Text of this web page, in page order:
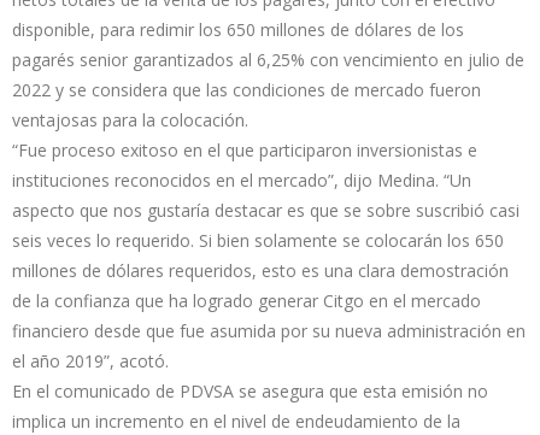
disponible, para redimir los 650 millones de dólares de los
pagarés senior garantizados al 6,25% con vencimiento en julio de
2022 y se considera que las condiciones de mercado fueron
ventajosas para la colocación.
“Fue proceso exitoso en el que participaron inversionistas e
instituciones reconocidos en el mercado”, dijo Medina. “Un
aspecto que nos gustaría destacar es que se sobre suscribió casi
seis veces lo requerido. Si bien solamente se colocarán los 650
millones de dólares requeridos, esto es una clara demostración
de la confianza que ha logrado generar Citgo en el mercado
financiero desde que fue asumida por su nueva administración en
el año 2019”, acotó.
En el comunicado de PDVSA se asegura que esta emisión no
implica un incremento en el nivel de endeudamiento de la